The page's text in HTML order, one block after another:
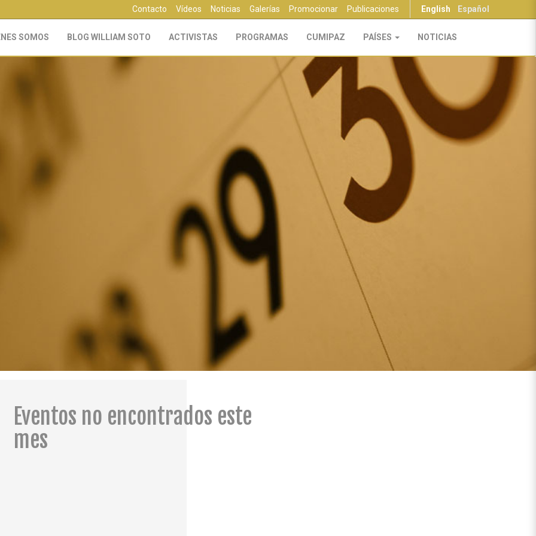
English Español
Contacto Vídeos Noticias Galerías Promocionar Publicaciones
SOMOS BLOG WILLIAM SOTO ACTIVISTAS PROGRAMAS CUMIPAZ PAÍSES NOTICIAS
Eventos no encontrados este
mes